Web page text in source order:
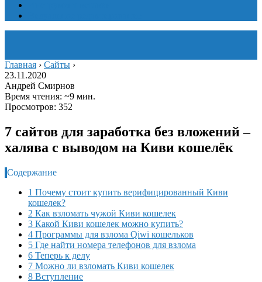
Главная › Сайты ›
23.11.2020
Андрей Смирнов
Время чтения: ~9 мин.
Просмотров: 352
7 сайтов для заработка без вложений –
халява с выводом на Киви кошелёк
Содержание
1 Почему стоит купить верифицированный Киви
кошелек?
2 Как взломать чужой Киви кошелек
3 Какой Киви кошелек можно купить?
4 Программы для взлома Qiwi кошельков
5 Где найти номера телефонов для взлома
6 Теперь к делу
7 Можно ли взломать Киви кошелек
8 Вступление